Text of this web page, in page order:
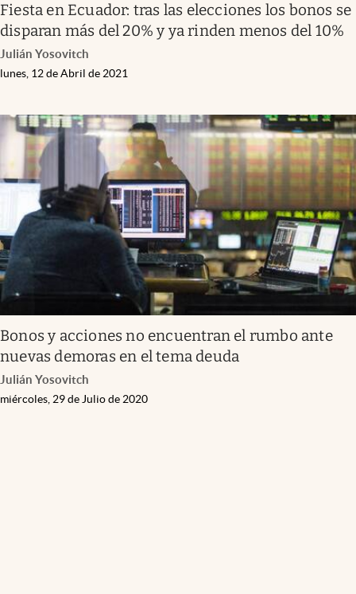
Fiesta en Ecuador: tras las elecciones los bonos se
disparan más del 20% y ya rinden menos del 10%
Julián Yosovitch
lunes, 12 de Abril de 2021
Bonos y acciones no encuentran el rumbo ante
nuevas demoras en el tema deuda
Julián Yosovitch
miércoles, 29 de Julio de 2020